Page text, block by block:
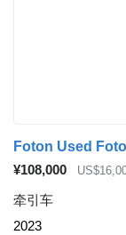
Foton Used
¥108,000
牵引车
2023